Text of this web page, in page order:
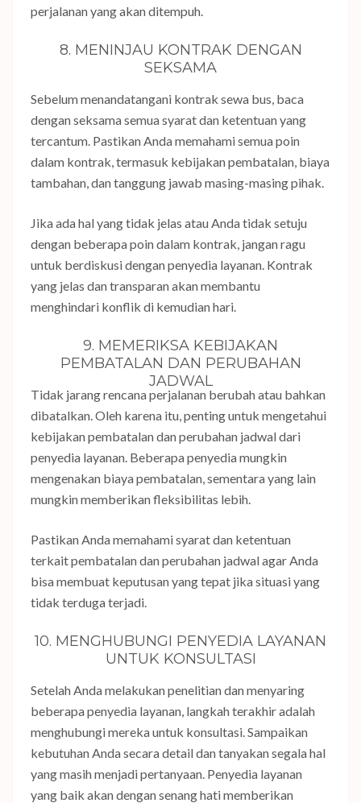
perjalanan yang akan ditempuh.
8. MENINJAU KONTRAK DENGAN
SEKSAMA
Sebelum menandatangani kontrak sewa bus, baca
dengan seksama semua syarat dan ketentuan yang
tercantum. Pastikan Anda memahami semua poin
dalam kontrak, termasuk kebijakan pembatalan, biaya
tambahan, dan tanggung jawab masing-masing pihak.
Jika ada hal yang tidak jelas atau Anda tidak setuju
dengan beberapa poin dalam kontrak, jangan ragu
untuk berdiskusi dengan penyedia layanan. Kontrak
yang jelas dan transparan akan membantu
menghindari konflik di kemudian hari.
9. MEMERIKSA KEBIJAKAN
PEMBATALAN DAN PERUBAHAN
JADWAL
Tidak jarang rencana perjalanan berubah atau bahkan
dibatalkan. Oleh karena itu, penting untuk mengetahui
kebijakan pembatalan dan perubahan jadwal dari
penyedia layanan. Beberapa penyedia mungkin
mengenakan biaya pembatalan, sementara yang lain
mungkin memberikan fleksibilitas lebih.
Pastikan Anda memahami syarat dan ketentuan
terkait pembatalan dan perubahan jadwal agar Anda
bisa membuat keputusan yang tepat jika situasi yang
tidak terduga terjadi.
10. MENGHUBUNGI PENYEDIA LAYANAN
UNTUK KONSULTASI
Setelah Anda melakukan penelitian dan menyaring
beberapa penyedia layanan, langkah terakhir adalah
menghubungi mereka untuk konsultasi. Sampaikan
kebutuhan Anda secara detail dan tanyakan segala hal
yang masih menjadi pertanyaan. Penyedia layanan
yang baik akan dengan senang hati memberikan